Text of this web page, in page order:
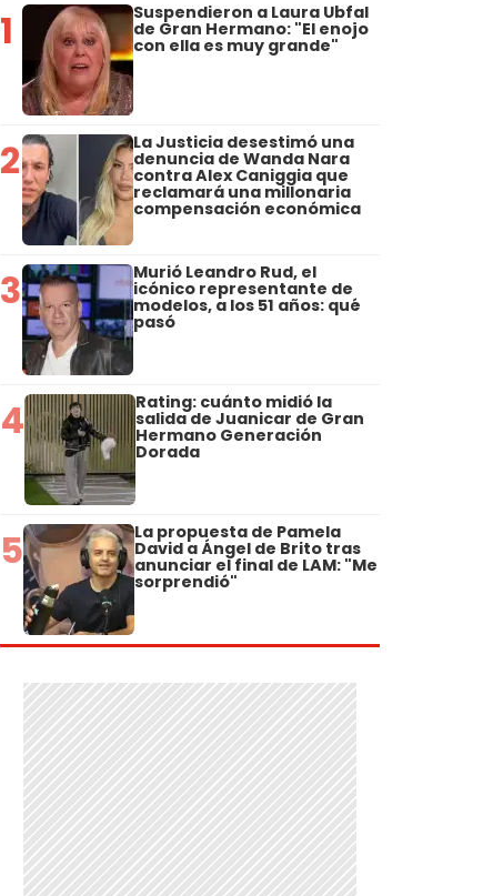
1 Suspendieron a Laura Ubfal
de Gran Hermano: "El enojo
con ella es muy grande"
2 La Justicia desestimó una
denuncia de Wanda Nara
contra Alex Caniggia que
reclamará una millonaria
compensación económica
3 Murió Leandro Rud, el
icónico representante de
modelos, a los 51 años: qué
pasó
4 Rating: cuánto midió la
salida de Juanicar de Gran
Hermano Generación
Dorada
5 La propuesta de Pamela
David a Ángel de Brito tras
anunciar el final de LAM: "Me
sorprendió"